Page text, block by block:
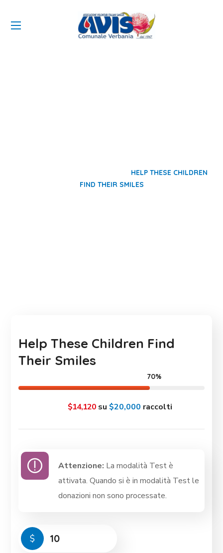
HELP THESE CHILDREN
FIND THEIR SMILES
Help These Children Find
Their Smiles
$14,120su $20,000 raccolti
70%
Attenzione: La modalità Test è
attivata. Quando si è in modalità Test le
donazioni non sono processate.
$